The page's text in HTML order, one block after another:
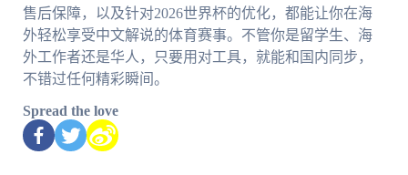
售后保障，以及针对2026世界杯的优化，都能让你在海
外轻松享受中文解说的体育赛事。不管你是留学生、海
外工作者还是华人，只要用对工具，就能和国内同步，
不错过任何精彩瞬间。
Spread the love